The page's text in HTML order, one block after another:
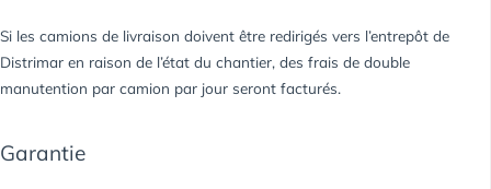
Si les camions de livraison doivent être redirigés vers l’entrepôt de
Distrimar en raison de l’état du chantier, des frais de double
manutention par camion par jour seront facturés.
Garantie